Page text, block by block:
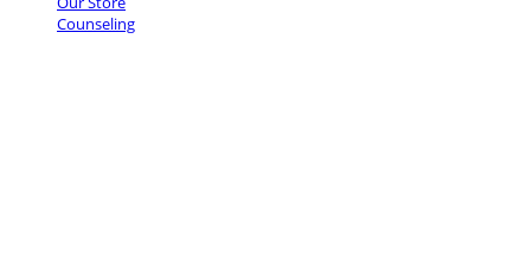
Counseling